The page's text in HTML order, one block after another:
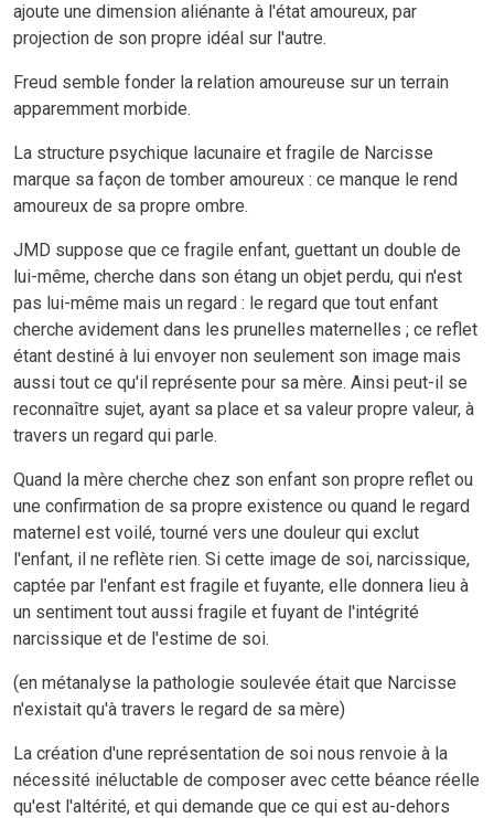
ajoute une dimension aliénante à l'état amoureux, par
projection de son propre idéal sur l'autre.
Freud semble fonder la relation amoureuse sur un terrain
apparemment morbide.
La structure psychique lacunaire et fragile de Narcisse
marque sa façon de tomber amoureux : ce manque le rend
amoureux de sa propre ombre.
JMD suppose que ce fragile enfant, guettant un double de
lui-même, cherche dans son étang un objet perdu, qui n'est
pas lui-même mais un regard : le regard que tout enfant
cherche avidement dans les prunelles maternelles ; ce reflet
étant destiné à lui envoyer non seulement son image mais
aussi tout ce qu'il représente pour sa mère. Ainsi peut-il se
reconnaître sujet, ayant sa place et sa valeur propre valeur, à
travers un regard qui parle.
Quand la mère cherche chez son enfant son propre reflet ou
une confirmation de sa propre existence ou quand le regard
maternel est voilé, tourné vers une douleur qui exclut
l'enfant, il ne reflète rien. Si cette image de soi, narcissique,
captée par l'enfant est fragile et fuyante, elle donnera lieu à
un sentiment tout aussi fragile et fuyant de l'intégrité
narcissique et de l'estime de soi.
(en métanalyse la pathologie soulevée était que Narcisse
n'existait qu'à travers le regard de sa mère)
La création d'une représentation de soi nous renvoie à la
nécessité inéluctable de composer avec cette béance réelle
qu'est l'altérité, et qui demande que ce qui est au-dehors